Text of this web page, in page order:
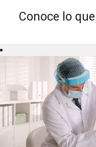
colaboradores
permitiéndoles:
patrimonio
Fomentar
una cultura
de ahorro
Un
balance de
vida laboral y
personal
Conoce lo